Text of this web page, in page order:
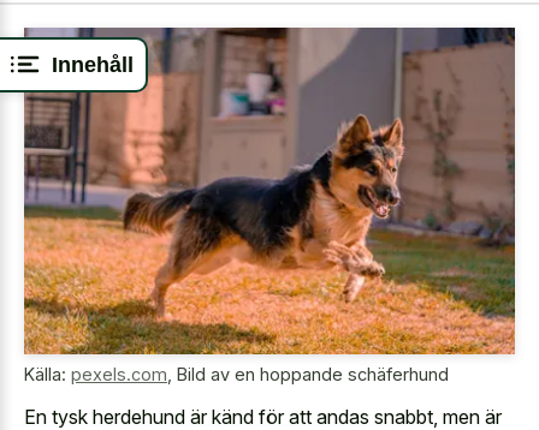
Innehåll
Källa: pexels.com Bild av en hoppande schäferhund
En tysk herdehund är känd för att andas snabbt, men är